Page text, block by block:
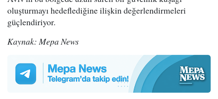
oluşturmayı hedeflediğine ilişkin değerlendirmeleri
güçlendiriyor.
Kaynak: Mepa News